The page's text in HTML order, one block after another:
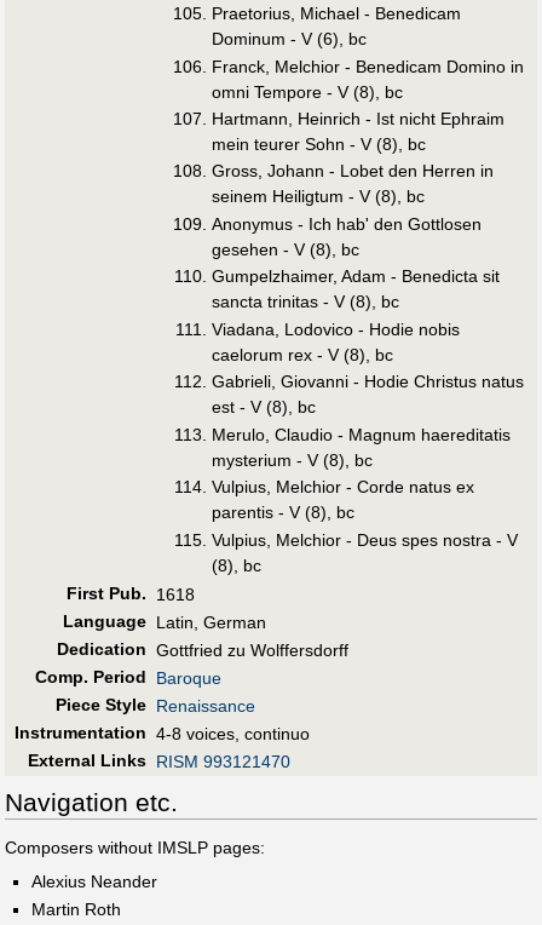
Praetorius, Michael - Benedicam
Dominum - V (6), bc
Franck, Melchior - Benedicam Domino in
omni Tempore - V (8), bc
Hartmann, Heinrich - Ist nicht Ephraim
mein teurer Sohn - V (8), bc
Gross, Johann - Lobet den Herren in
seinem Heiligtum - V (8), bc
Anonymus - Ich hab' den Gottlosen
gesehen - V (8), bc
Gumpelzhaimer, Adam - Benedicta sit
sancta trinitas - V (8), bc
Viadana, Lodovico - Hodie nobis
caelorum rex - V (8), bc
Gabrieli, Giovanni - Hodie Christus natus
est - V (8), bc
Merulo, Claudio - Magnum haereditatis
mysterium - V (8), bc
Vulpius, Melchior - Corde natus ex
parentis - V (8), bc
Vulpius, Melchior - Deus spes nostra - V
(8), bc
First Pub.
1618
Language Latin, German
Dedication Gottfried zu Wolffersdorff
Comp. Period
Baroque
Piece Style Renaissance
Instrumentation 4-8 voices, continuo
External Links RISM 993121470
Navigation etc.
Composers without IMSLP pages:
Alexius Neander
Martin Roth